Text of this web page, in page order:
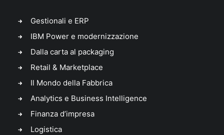
Gestionali e ERP
IBM Power e modernizzazione
Dalla carta al packaging
Retail & Marketplace
Il Mondo della Fabbrica
Analytics e Business Intelligence
Finanza d’impresa
Logistica